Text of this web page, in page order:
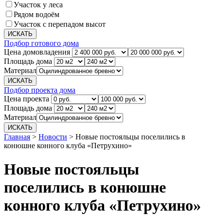
Участок у леса
Рядом водоём
Участок с перепадом высот
Подбор готового дома
Цена домовладения
Площадь дома
Материал
Подбор проекта дома
Цена проекта
Площадь дома
Материал
Главная > Новости > Новые постояльцы поселились в
конюшне конного клуба «Петрухино»
Новые постояльцы
поселились в конюшне
конного клуба «Петрухино»